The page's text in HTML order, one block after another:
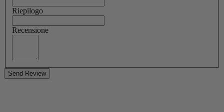
Riepilogo
Recensione
Send Review